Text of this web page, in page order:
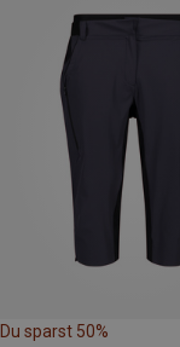
Du sparst 50%